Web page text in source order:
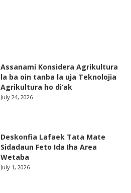
Assanami Konsidera Agrikultura
la ba oin tanba la uja Teknolojia
Agrikultura ho di’ak
July 24, 2026
Deskonfia Lafaek Tata Mate
Sidadaun Feto Ida Iha Area
Wetaba
July 1, 2026